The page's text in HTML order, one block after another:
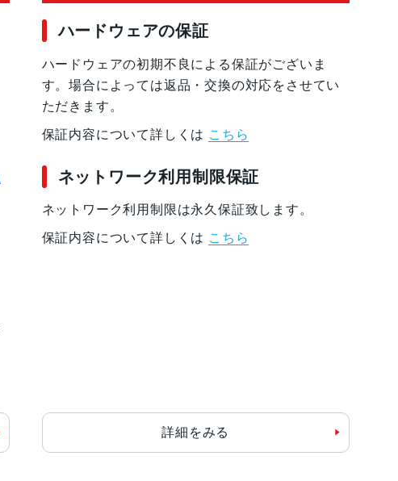
ハードウェアの保証
ハードウェアの初期不良による保証がございま
す。場合によっては返品・交換の対応をさせてい
ただきます。
保証内容について詳しくは こちら
ネットワーク利用制限保証
ネットワーク利用制限は永久保証致します。
保証内容について詳しくは こちら
詳細をみる